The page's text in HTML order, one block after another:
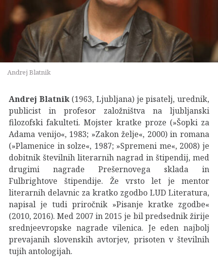
Andrej Blatnik
Andrej Blatnik (1963, Ljubljana) je pisatelj, urednik,
publicist in profesor založništva na ljubljanski
filozofski fakulteti. Mojster kratke proze (»Šopki za
Adama venijo«, 1983; »Zakon želje«, 2000) in romana
(»Plamenice in solze«, 1987; »Spremeni me«, 2008) je
dobitnik številnih literarnih nagrad in štipendij, med
drugimi nagrade Prešernovega sklada in
Fulbrightove štipendije. Že vrsto let je mentor
literarnih delavnic za kratko zgodbo LUD Literatura,
napisal je tudi priročnik »Pisanje kratke zgodbe«
(2010, 2016). Med 2007 in 2015 je bil predsednik žirije
srednjeevropske nagrade vilenica. Je eden najbolj
prevajanih slovenskih avtorjev, prisoten v številnih
tujih antologijah.